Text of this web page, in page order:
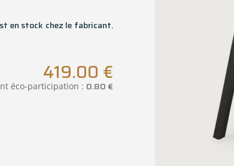
en stock chez le fabricant.
419.00 €
éco-participation : 0.80€